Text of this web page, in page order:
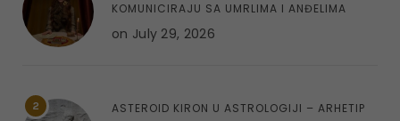
KOMUNICIRAJU SA UMRLIMA I ANĐELIMA
on July 29, 2026
2
ASTEROID KIRON U ASTROLOGIJI – ARHETIP